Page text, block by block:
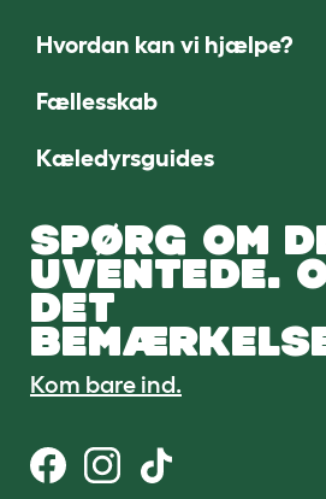
Hvordan kan vi hjælpe?
Fællesskab
Kæledyrsguides
SPØRG OM
UVENTEDE.
DET
Kom bare ind.